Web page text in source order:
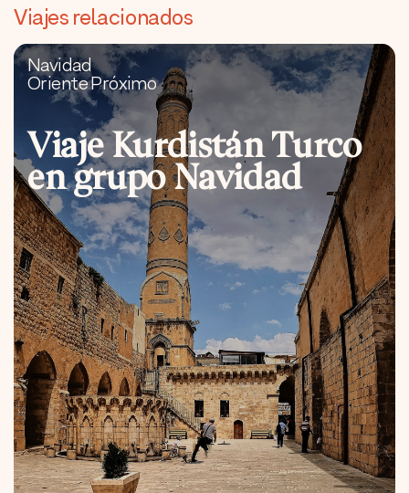
Viajes relacionados
Navidad
Oriente Próximo
Viaje Kurdistán Turco
en grupo Navidad